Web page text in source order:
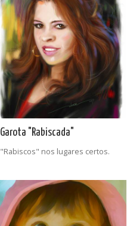
Garota "Rabiscada"
"Rabiscos" nos lugares certos.